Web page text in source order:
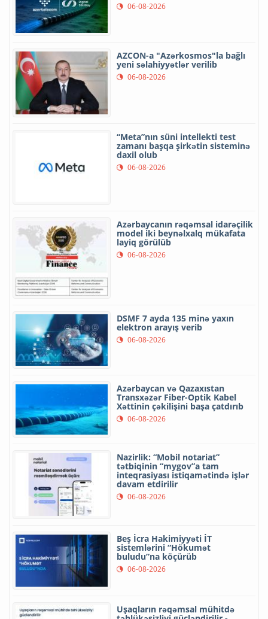
06-08-2026
AZCON-a "Azərkosmos"la bağlı
yeni səlahiyyətlər verilib
06-08-2026
“Meta”nın süni intellekti test
zamanı başqa şirkətin sisteminə
daxil olub
06-08-2026
Azərbaycanın rəqəmsal idarəçilik
model iki beynəlxalq mükafata
layiq görülüb
06-08-2026
DSMF 7 ayda 135 minə yaxın
elektron arayış verib
06-08-2026
Azərbaycan və Qazaxıstan
Transxəzər Fiber-Optik Kabel
Xəttinin çəkilişini başa çatdırıb
06-08-2026
Nazirlik: “Mobil notariat”
tətbiqinin “mygov”a tam
inteqrasiyası istiqamətində işlər
davam etdirilir
06-08-2026
Beş İcra Hakimiyyəti İT
sistemlərini “Hökumət
buludu”na köçürüb
06-08-2026
Uşaqların rəqəmsal mühitdə